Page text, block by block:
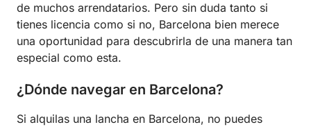
de muchos arrendatarios. Pero sin duda tanto si
tienes licencia como si no, Barcelona bien merece
una oportunidad para descubrirla de una manera tan
especial como esta.
¿Dónde navegar en Barcelona?
Si alquilas una lancha en Barcelona, no puedes